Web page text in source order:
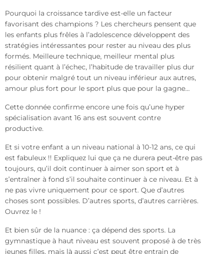
Pourquoi la croissance tardive est-elle un facteur
favorisant des champions ? Les chercheurs pensent que
les enfants plus frêles à l’adolescence développent des
stratégies intéressantes pour rester au niveau des plus
formés. Meilleure technique, meilleur mental plus
résilient quant à l’échec, l’habitude de travailler plus dur
pour obtenir malgré tout un niveau inférieur aux autres,
amour plus fort pour le sport plus que pour la gagne…
Cette donnée confirme encore une fois qu’une hyper
spécialisation avant 16 ans est souvent contre
productive.
Et si votre enfant a un niveau national à 10-12 ans, ce qui
est fabuleux !! Expliquez lui que ça ne durera peut-être pas
toujours, qu’il doit continuer à aimer son sport et à
s’entraîner à fond s’il souhaite continuer à ce niveau. Et à
ne pas vivre uniquement pour ce sport. Que d’autres
choses sont possibles. D’autres sports, d’autres carrières.
Ouvrez le !
Et bien sûr de la nuance : ça dépend des sports. La
gymnastique à haut niveau est souvent proposé à de très
jeunes filles, mais là aussi c’est peut être entrain de